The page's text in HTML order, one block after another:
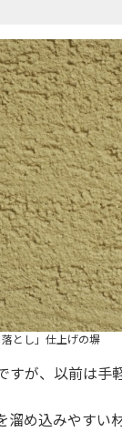
落とし」仕上げの塀
が、以前は手
め込みやす